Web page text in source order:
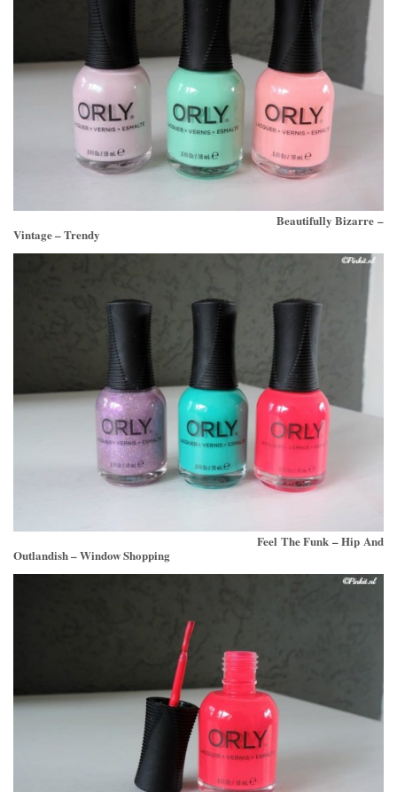
Beautifully Bizarre –
Vintage – Trendy
Feel The Funk – Hip And
Outlandish – Window Shopping